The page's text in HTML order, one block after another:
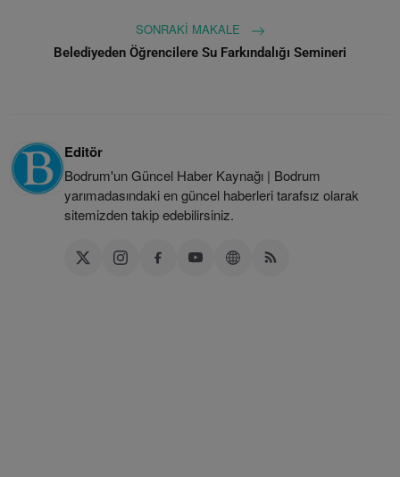
SONRAKI MAKALE
Belediyeden Öğrencilere Su Farkındalığı Semineri
Editör
Bodrum'un Güncel Haber Kaynağı | Bodrum
yarımadasındaki en güncel haberleri tarafsız olarak
sitemizden takip edebilirsiniz.